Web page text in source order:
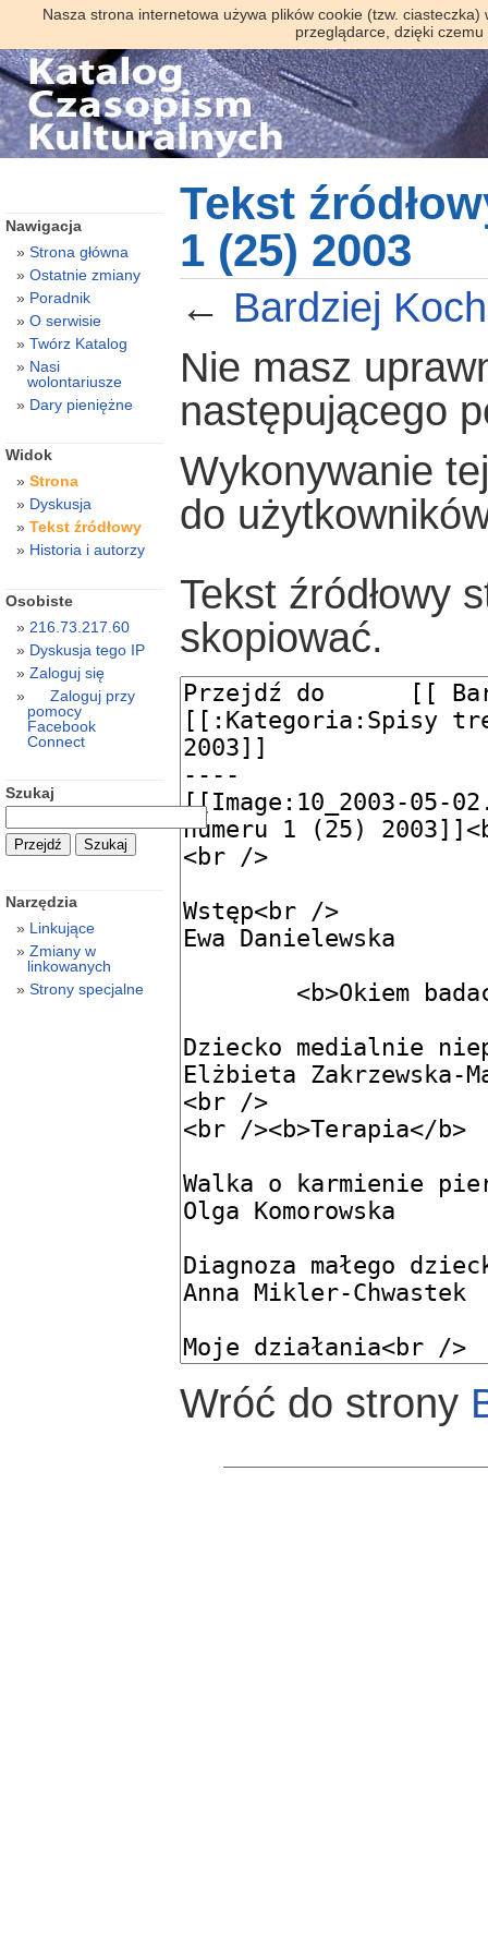
Nasza strona internetowa używa plików cookie (tzw.
przeglądarce, dzięki
Tekst
1 (25) 2003
← Bardziej
Nie masz
następującego
Wykonywanie
do
Tekst źródłowy
skopiować.
Wróć do strony
Nawigacja
Strona główna
Ostatnie zmiany
Poradnik
O serwisie
Twórz Katalog
Nasi
wolontariusze
Dary pieniężne
Widok
Strona
Dyskusja
Tekst źródłowy
Historia i autorzy
Osobiste
216.73.217.60
Dyskusja tego IP
Zaloguj się
Zaloguj przy
pomocy
Facebook
Connect
Szukaj
Narzędzia
Linkujące
Zmiany w
linkowanych
Strony specjalne